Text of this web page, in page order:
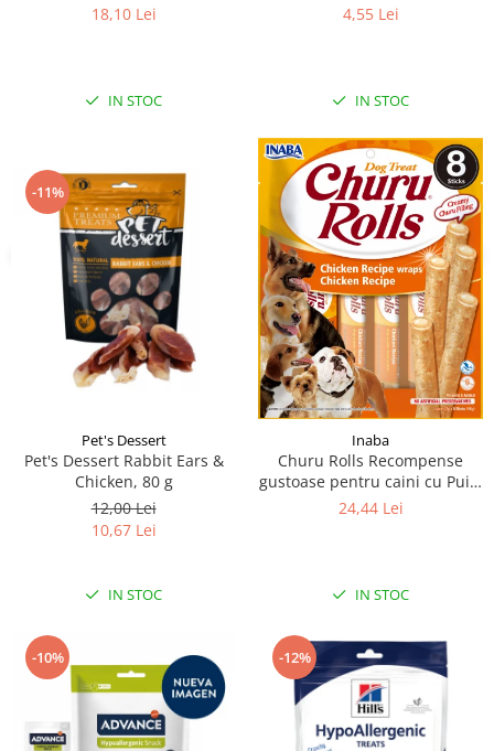
18,10 Lei
IN STOC
4,55 Lei
IN STOC
-11%
Pet's Dessert
Pet's Dessert Rabbit Ears &
Chicken, 80 g
12,00 Lei
10,67 Lei
IN STOC
Inaba
Churu Rolls Recompense
gustoase pentru caini cu Pui 8
x 12 g
24,44 Lei
IN STOC
-10% -12%